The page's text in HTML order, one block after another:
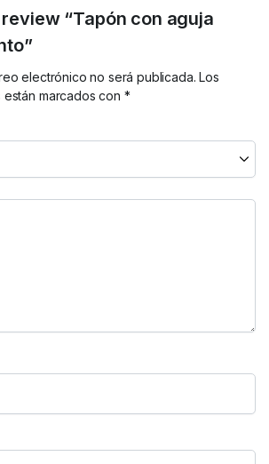
“Tapón con aguja
electrónico no será publicada. Los
marcados con *